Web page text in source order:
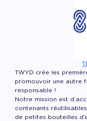
TWYD crée les
promouvoir une autre
responsable !
Notre mission est
contenants
de petites bouteilles